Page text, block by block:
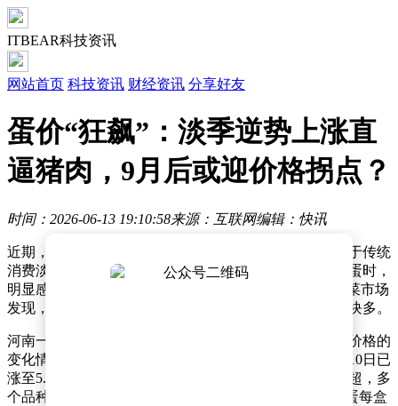
ITBEAR科技资讯
网站首页 科技资讯 财经资讯 分享好友
蛋价“狂飙”：淡季逆势上涨直
逼猪肉，9月后或迎价格拐点？
时间：2026-06-13 19:10:58来源：互联网编辑：快讯
近期，鸡蛋价格在消费端呈现出显著上涨态势，即便处于传统
消费淡季，这一变化仍引发广泛关注。消费者在购买鸡蛋时，
明显感受到价格攀升带来的压力。一位“00后”消费者在菜市场
发现，普通散装鸡蛋价格从一个月前的每斤3块多涨至5块多。
河南一位商超工作人员在社交平台分享了所在商超鸡蛋价格的
变化情况。3月21日，散装鸡蛋售价为3.18元/斤，到6月10日已
涨至5.39元/斤，两个多月涨幅超过三成。在北京线下商超，多
个品种鸡蛋零售价格普遍在7元/斤以上。普通谷物鲜鸡蛋每盒